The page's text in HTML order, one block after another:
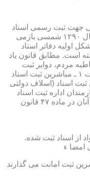
جهت ثبت رسمی اسناد
مراجعان، به قانون ثبت اسناد مصوب سال ۱۲۹۰ شمسی بازمی
اولیه دفاتر اسناد
است. مطابق قانون یاد
مردم، دوایر ثبت
اسناد به عنوان نهادی دولتی، از دو قسمت ۱ ـ مباشرین ثبت اسناد
ثبت اسناد (اسلاف دولتی
اداره ثبت اسناد
واملاك محسوب می گردیدند كه وظایف آنان در ماده ۴۷ قانون
از اسناد ثبت شده.
امضا ء
ثبت امانت می گذارند